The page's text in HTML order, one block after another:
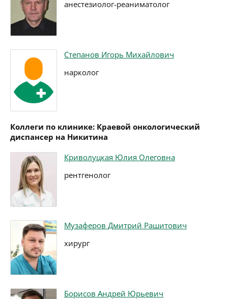
анестезиолог-реаниматолог
Степанов Игорь Михайлович
нарколог
Коллеги по клинике: Краевой онкологический
диспансер на Никитина
Криволуцкая Юлия Олеговна
рентгенолог
Музаферов Дмитрий Рашитович
хирург
Борисов Андрей Юрьевич